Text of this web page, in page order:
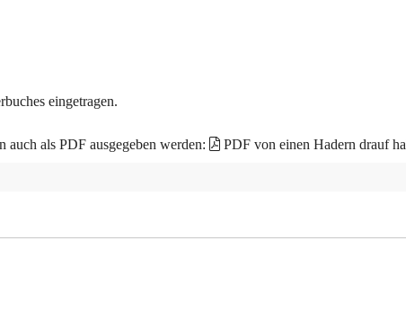
eingetragen.
als PDF ausgegeben werden: PDF von einen Hadern drauf